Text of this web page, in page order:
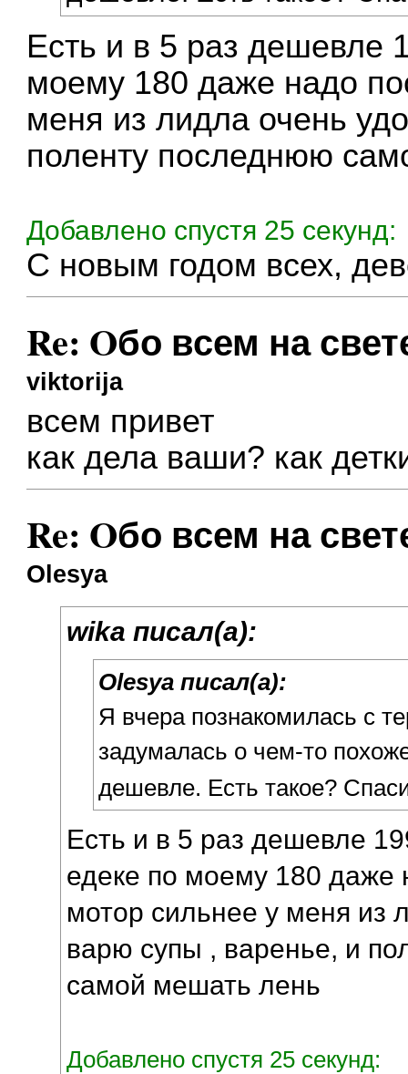
Есть и в 5 раз дешевле
моему 180 даже надо
меня из лидла очень
поленту последнюю
Добавлено спустя 25 секунд:
С новым годом всех,
Re: Oбо всем на
viktorija
всем привет
как дела ваши? как
Re: Oбо всем на
Olesya
wika писал(а):
Olesya писал(а):
Я вчера познакомилась с
задумалась о чем-то
дешевле. Есть такое?
Есть и в 5 раз дешевле
едеке по моему 180 даже
мотор сильнее у меня из
варю супы , варенье, и
самой мешать лень
Добавлено спустя 25 секунд: